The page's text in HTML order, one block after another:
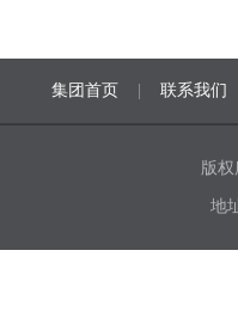
集团首页 联系我们
版
地